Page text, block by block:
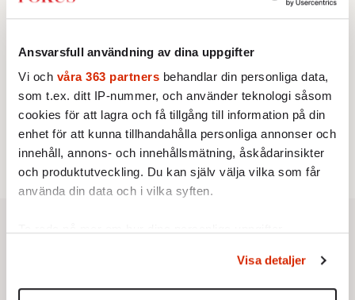
Ansvarsfull användning av dina uppgifter
Vi och våra 363 partners behandlar din personliga data,
som t.ex. ditt IP-nummer, och använder teknologi såsom
cookies för att lagra och få tillgång till information på din
enhet för att kunna tillhandahålla personliga annonser och
innehåll, annons- och innehållsmätning, åskådarinsikter
och produktutveckling. Du kan själv välja vilka som får
använda din data och i vilka syften.
Du kan ändra eller dra tillbaka ditt samtycke när som
helst från cookie-förklaringen.
Visa detaljer
3. Sakine Madon:
Efter islamistdådet oroar sig
vänstern för Agnes Wold
4.Dan Korn:Quisling, quislingar och sten i glashus
5.Nina Lekander: På ”Kommunisthögskolan” drömde
alla om att vara arbetarklass
STICKET
6.Johan Romin: Andersson, hur ska du få ihop det
här?